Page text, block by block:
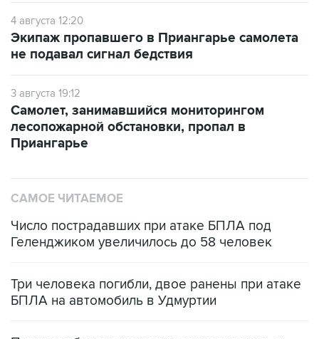
не подавал сигнал бедствия
3 августа 19:12
лесопожарной обстановки, пропал в
Приангарье
Число пострадавших при атаке БПЛА под
Три человека погибли, двое ранены при атаке
Путин сообщил о решении сосредоточить в